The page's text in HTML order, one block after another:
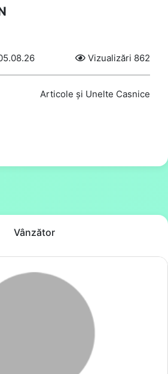
Vizualizări 862
Articole și Unelte Casnice
Vânzător